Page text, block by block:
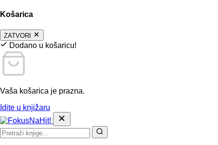
Košarica
ZATVORI
Dodano u košaricu!
Vaša košarica je prazna.
Idite u knjižaru